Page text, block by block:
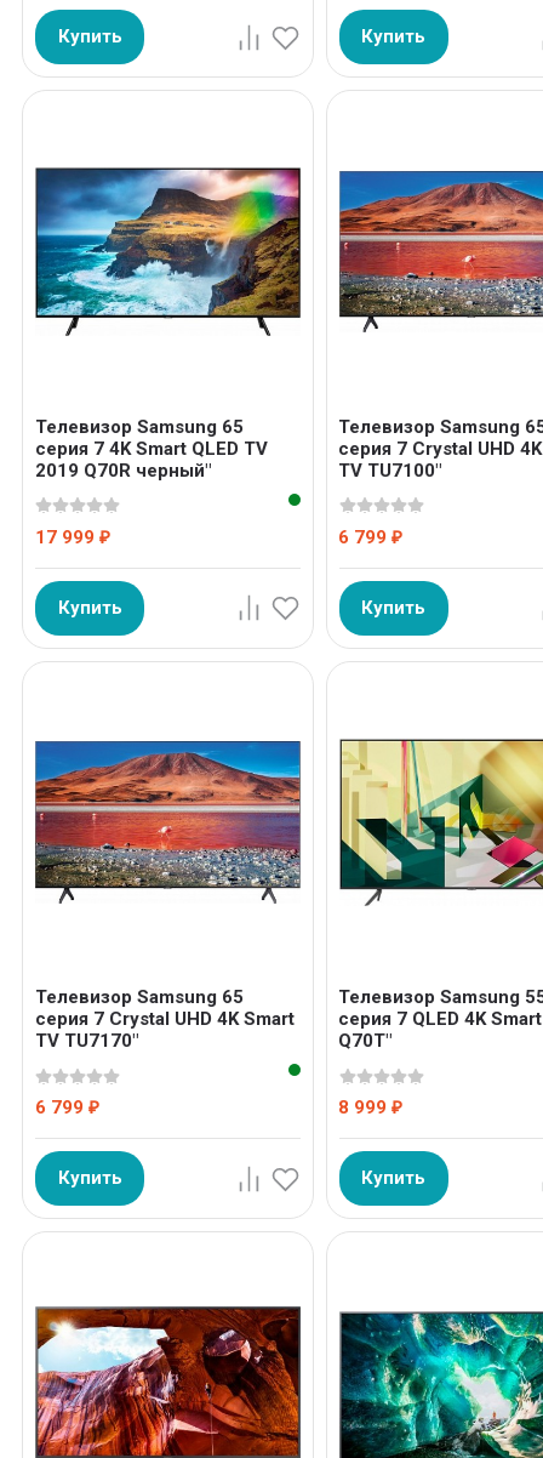
Купить Купить
Телевизор Samsung 65
серия 7 4K Smart QLED TV
2019 Q70R черный"
17 999₽
Купить
Телевизор Samsung
серия 7 Crystal UHD
TV TU7100"
6 799₽
Купить
Телевизор Samsung 65
серия 7 Crystal UHD 4K Smart
TV TU7170"
6 799₽
Купить
Телевизор Samsung
серия 7 QLED 4K
Q70T"
8 999₽
Купить